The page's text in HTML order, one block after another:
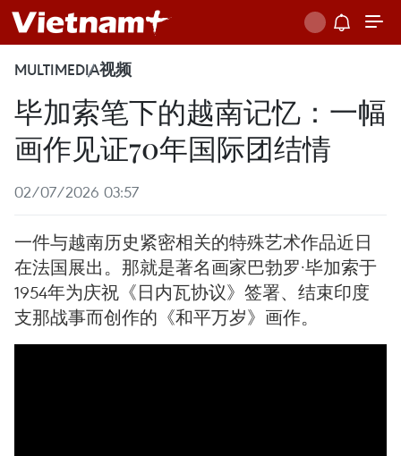
MULTIMEDIA视频
毕加索笔下的越南记忆：一幅
画作见证70年国际团结情
02/07/2026 03:57
一件与越南历史紧密相关的特殊艺术作品近日
在法国展出。那就是著名画家巴勃罗·毕加索于
1954年为庆祝《日内瓦协议》签署、结束印度
支那战事而创作的《和平万岁》画作。